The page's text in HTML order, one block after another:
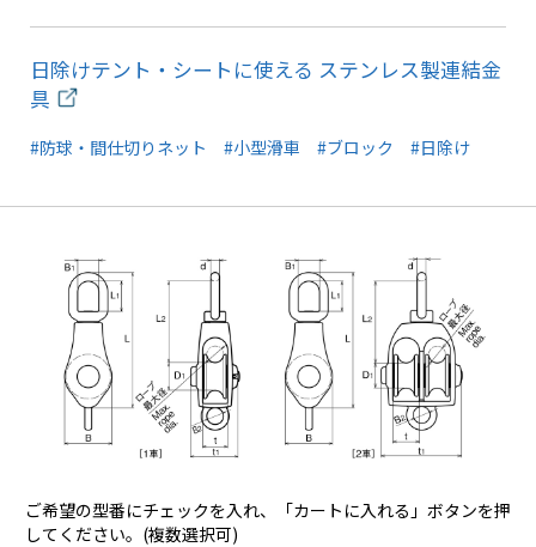
日除けテント・シートに使える ステンレス製連結金
具
#防球・間仕切りネット #小型滑車 #ブロック #日除け
ご希望の型番にチェックを入れ、「カートに入れる」ボタンを押
してください。(複数選択可)